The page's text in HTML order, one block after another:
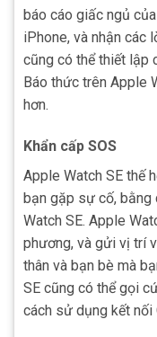
báo cáo giấc ngủ
iPhone, và nhận các
cũng có thể thiết lập
Báo thức trên Apple
hơn.
Khẩn cấp SOS
Apple Watch SE thế
bạn gặp sự cố, bằng
Watch SE. Apple
phương, và gửi vị trí
thân và bạn bè mà
SE cũng có thể gọi
cách sử dụng kết nối